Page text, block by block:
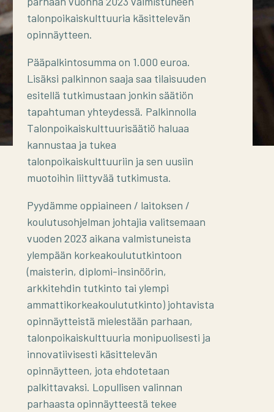
talonpoikaiskulttuuria käsittelevän
opinnäytteen.
Pääpalkintosumma on 1.000 euroa.
Lisäksi palkinnon saaja saa tilaisuuden
esitellä tutkimustaan jonkin säätiön
tapahtuman yhteydessä. Palkinnolla
Talonpoikaiskulttuurisäätiö haluaa
kannustaa ja tukea
talonpoikaiskulttuuriin ja sen uusiin
muotoihin liittyvää tutkimusta.
Pyydämme oppiaineen / laitoksen /
koulutusohjelman johtajia valitsemaan
vuoden 2023 aikana valmistuneista
ylempään korkeakoulututkintoon
(maisterin, diplomi-insinöörin,
arkkitehdin tutkinto tai ylempi
ammattikorkeakoulututkinto) johtavista
opinnäytteistä mielestään parhaan,
talonpoikaiskulttuuria monipuolisesti ja
innovatiivisesti käsittelevän
opinnäytteen, jota ehdotetaan
palkittavaksi. Lopullisen valinnan
parhaasta opinnäytteestä tekee